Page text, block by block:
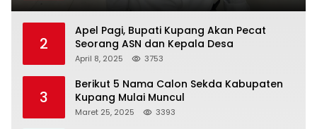
2
Apel Pagi, Bupati Kupang Akan Pecat
Seorang ASN dan Kepala Desa
April 8, 2025 3753
3
Berikut 5 Nama Calon Sekda Kabupaten
Kupang Mulai Muncul
Maret 25, 2025 3393